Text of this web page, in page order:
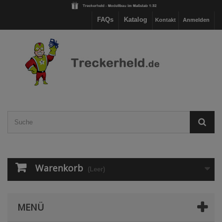
Anmelden
Kontakt
Katalog
FAQs
Warenkorb (Leer)
MENÜ